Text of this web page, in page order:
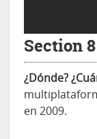
Section 8
¿Dónde?
en 2009.